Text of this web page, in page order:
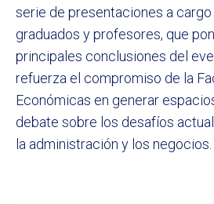
serie de presentaciones a cargo
graduados y profesores, que
principales conclusiones del
refuerza el compromiso de la
Económicas en generar
debate sobre los desafíos
la administración y los negocios.